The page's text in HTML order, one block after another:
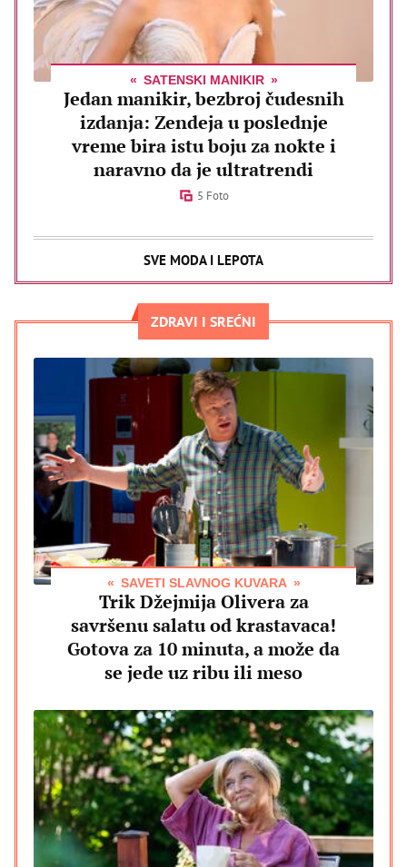
SATENSKI MANIKIR
Jedan manikir, bezbroj čudesnih
izdanja: Zendeja u poslednje
vreme bira istu boju za nokte i
naravno da je ultratrendi
5 Foto
SVE MODA I LEPOTA
ZDRAVI I SREĆNI
SAVETI SLAVNOG KUVARA
Trik Džejmija Olivera za
savršenu salatu od krastavaca!
Gotova za 10 minuta, a može da
se jede uz ribu ili meso